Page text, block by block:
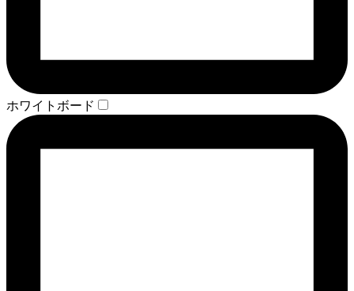
ホワイトボード